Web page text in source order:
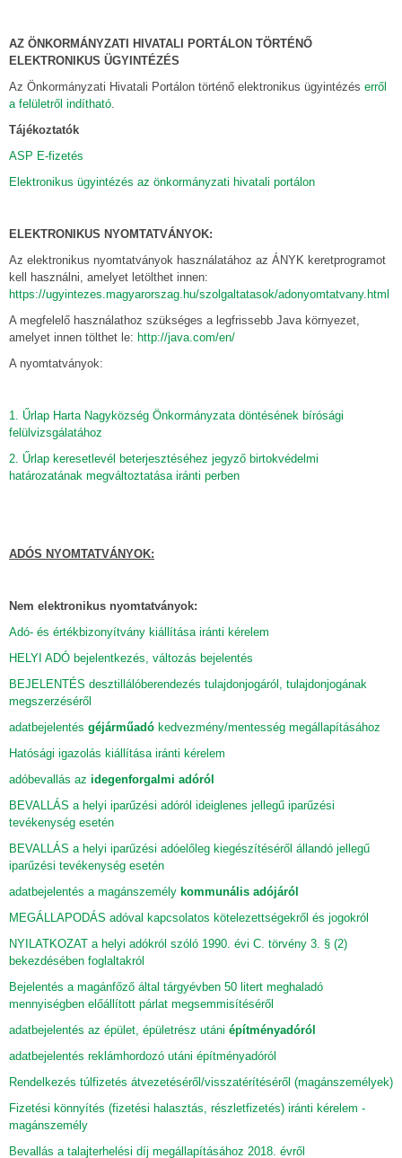
AZ ÖNKORMÁNYZATI HIVATALI PORTÁLON TÖRTÉNŐ
ELEKTRONIKUS ÜGYINTÉZÉS
Az Önkormányzati Hivatali Portálon történő elektronikus ügyintézés erről
a felületről indítható.
Tájékoztatók
ASP E-fizetés
Elektronikus ügyintézés az önkormányzati hivatali portálon
ELEKTRONIKUS NYOMTATVÁNYOK:
Az elektronikus nyomtatványok használatához az ÁNYK keretprogramot
kell használni, amelyet letölthet innen:
https://ugyintezes.magyarorszag.hu/szolgaltatasok/adonyomtatvany.html
A megfelelő használathoz szükséges a legfrissebb Java környezet,
amelyet innen tölthet le: http://java.com/en/
A nyomtatványok:
1. Űrlap Harta Nagyközség Önkormányzata döntésének bírósági
felülvizsgálatához
2. Űrlap keresetlevél beterjesztéséhez jegyző birtokvédelmi
határozatának megváltoztatása iránti perben
ADÓS NYOMTATVÁNYOK:
Nem elektronikus nyomtatványok:
Adó- és értékbizonyítvány kiállítása iránti kérelem
HELYI ADÓ bejelentkezés, változás bejelentés
BEJELENTÉS desztillálóberendezés tulajdonjogáról, tulajdonjogának
megszerzéséről
adatbejelentés géjárműadó kedvezmény/mentesség megállapításához
Hatósági igazolás kiállítása iránti kérelem
adóbevallás az idegenforgalmi adóról
BEVALLÁS a helyi iparűzési adóról ideiglenes jellegű iparűzési
tevékenység esetén
BEVALLÁS a helyi iparűzési adóelőleg kiegészítéséről állandó jellegű
iparűzési tevékenység esetén
adatbejelentés a magánszemély kommunális adójáról
MEGÁLLAPODÁS adóval kapcsolatos kötelezettségekről és jogokról
NYILATKOZAT a helyi adókról szóló 1990. évi C. törvény 3. § (2)
bekezdésében foglaltakról
Bejelentés a magánfőző által tárgyévben 50 litert meghaladó
mennyiségben előállított párlat megsemmisítéséről
adatbejelentés az épület, épületrész utáni építményadóról
adatbejelentés reklámhordozó utáni építményadóról
Rendelkezés túlfizetés átvezetéséről/visszatérítéséről (magánszemélyek)
Fizetési könnyítés (fizetési halasztás, részletfizetés) iránti kérelem -
magánszemély
Bevallás a talajterhelési díj megállapításához 2018. évről